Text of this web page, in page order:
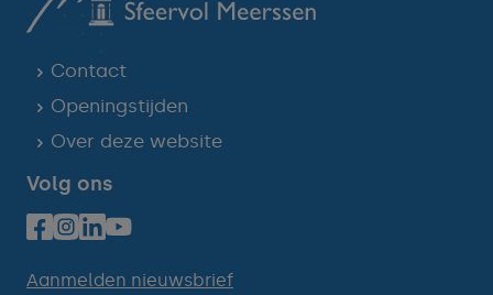
Contact
Openingstijden
Over deze website
Volg ons
Aanmelden nieuwsbrief